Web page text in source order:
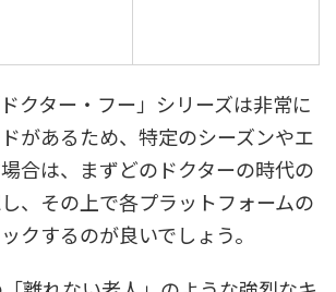
クター・フー」シリーズは非常に
があるため、特定のシーズンやエ
合は、まずどのドクターの時代の
、その上で各プラットフォームの
クするのが良いでしょう。